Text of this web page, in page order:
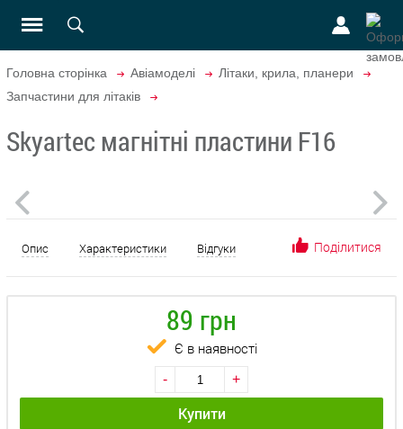
Головна сторінка Авіамоделі
Літаки, крила, планери
Запчастини для літаків
Skyartec магнітні пластини F16
Опис Характеристики Відгуки Поділитися
89 грн
Є в наявності
- +
Купити